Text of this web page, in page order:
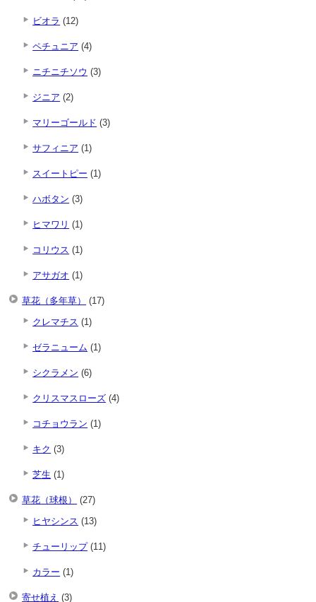
ビオラ (12)
ペチュニア (4)
ニチニチソウ (3)
ジニア (2)
マリーゴールド (3)
サフィニア (1)
スイートピー (1)
ハボタン (3)
ヒマワリ (1)
コリウス (1)
アサガオ (1)
草花（多年草）
(17)
クレマチス (1)
ゼラニューム (1)
シクラメン (6)
クリスマスローズ (4)
コチョウラン (1)
キク (3)
芝生 (1)
草花（球根）
(27)
ヒヤシンス (13)
チューリップ(11)
カラー (1)
寄せ植え (3)